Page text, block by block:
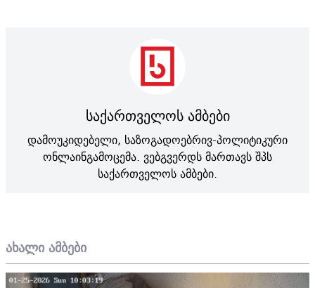
ახალი ამბები
საქართველოს ამბები
დამოუკიდებელი, საზოგადოებრივ-პოლიტიკური
ონლაინგამოცემა. ვებგვერდს მართავს შპს
საქართველოს ამბები.